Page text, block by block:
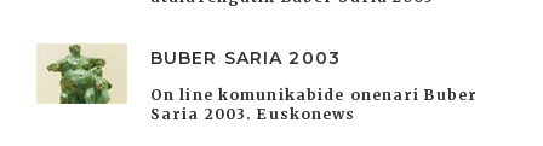
BUBER SARIA 2003
On line komunikabide onenari Buber
Saria 2003. Euskonews